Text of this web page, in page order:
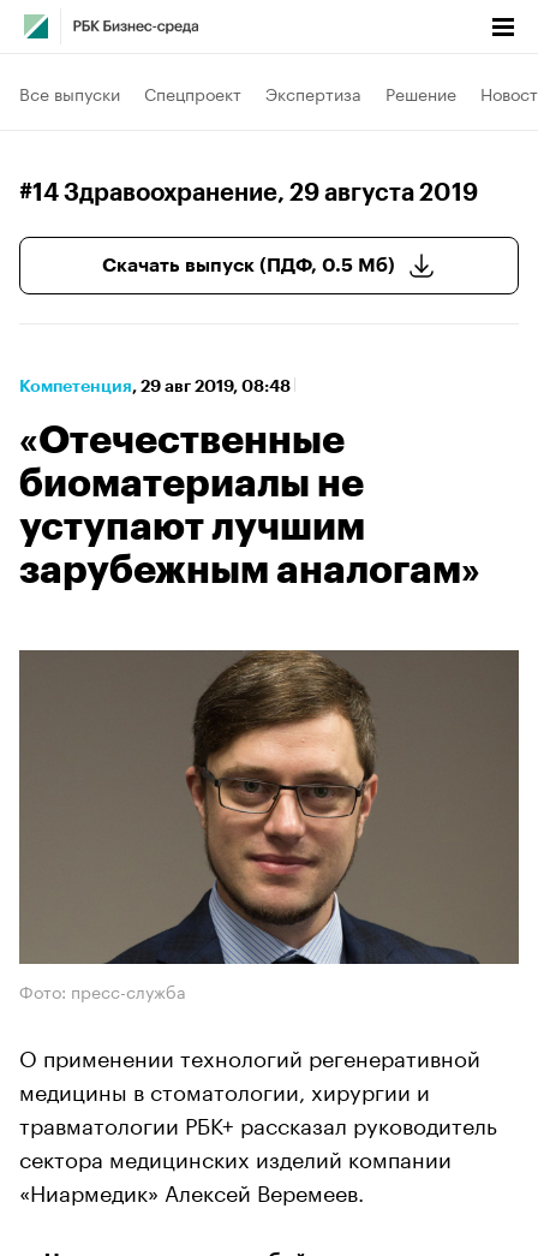
Все выпуски Спецпроект Экспертиза Решение
#14 Здравоохранение, 29 августа 2019
Скачать выпуск (ПДФ, 0.5 Мб)
Компетенция⁠, 29 авг 2019, 08:48
«Отечественные
биоматериалы не
уступают лучшим
зарубежным аналогам»
Фото: пресс-служба
О применении технологий регенеративной
медицины в стоматологии, хирургии и
травматологии РБК+ рассказал руководитель
сектора медицинских изделий компании
«Ниармедик» Алексей Веремеев.